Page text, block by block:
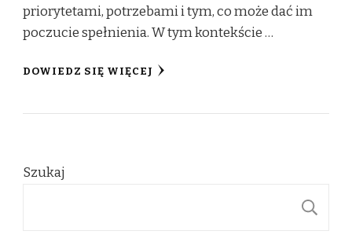
priorytetami, potrzebami i tym, co może dać im
poczucie spełnienia. W tym kontekście …
DOWIEDZ SIĘ WIĘCEJ
Szukaj